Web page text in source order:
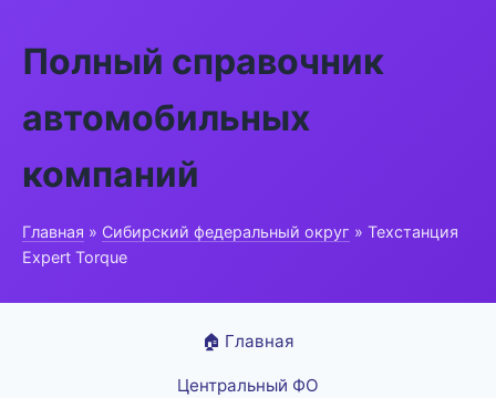
Полный справочник
автомобильных
компаний
Главная » Сибирский федеральный округ » Техстанция
Expert Torque
🏠 Главная
Центральный ФО